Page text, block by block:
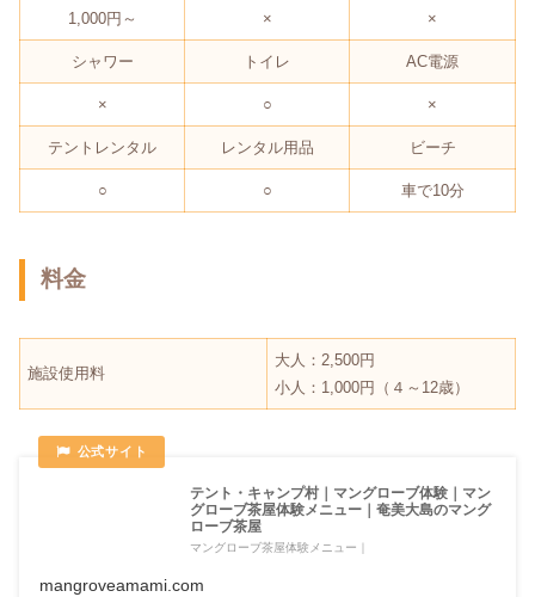
1,000円～ × ×
シャワー トイレ AC電源
× ○ ×
テントレンタル レンタル用品 ビーチ
○ ○ 車で10分
料金
施設使用料
大人：2,500円
小人：1,000円（４～12歳）
テント・キャンプ村｜マングローブ体験｜マン
グローブ茶屋体験メニュー｜奄美大島のマング
ローブ茶屋
マングローブ茶屋体験メニュー｜
mangroveamami.com